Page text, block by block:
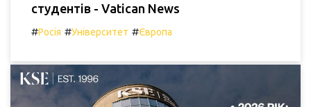
студентів - Vatican News
#Росія #Університет #Європа